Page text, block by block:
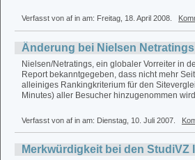
Verfasst von af in am: Freitag, 18. April 2008.
Änderung bei Nielsen
Nielsen/Netratings, ein globaler Vorreiter in
Report bekanntgegeben, dass nicht mehr
alleiniges Rankingkriterium für den
Minutes) aller Besucher hinzugenommen wird.
Verfasst von af in am: Dienstag, 10. Juli 2007.
Merkwürdigkeit bei den StudiVZ